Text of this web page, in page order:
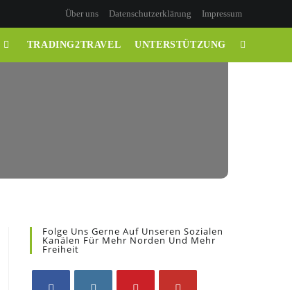
Über uns Datenschutzerklärung Impressum
TRADING2TRAVEL UNTERSTÜTZUNG
Folge Uns Gerne Auf Unseren Sozialen
Kanälen Für Mehr Norden Und Mehr
Freiheit